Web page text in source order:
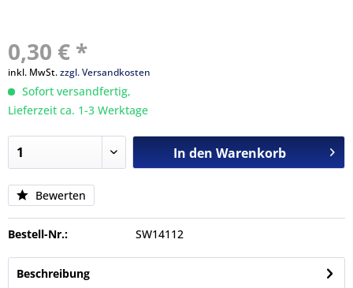
0,30 € *
inkl. MwSt.zzgl. Versandkosten
Sofort versandfertig,
Lieferzeit ca. 1-3 Werktage
In den Warenkorb
Bewerten
Bestell-Nr.: SW14112
Beschreibung